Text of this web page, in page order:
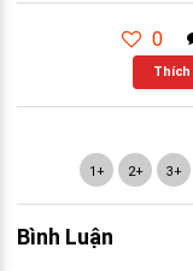
0
Thích
1+ 2+ 3+
Bình Luận